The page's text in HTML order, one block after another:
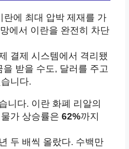
란에 최대 압박 제재를 가
에서 이란을 완전히 차단
결제 시스템에서 격리됐
을 받을 수도, 달러를 주고
니다.
니다. 이란 화폐 리알의
가 상승률은 62%까지
두 배씩 올랐다. 수백만